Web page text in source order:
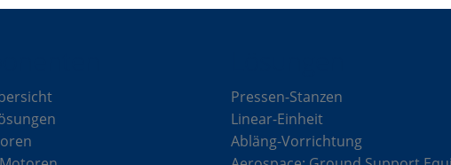
Pressen-Stanzen
Linear-Einheit
Abläng-Vorrichtung